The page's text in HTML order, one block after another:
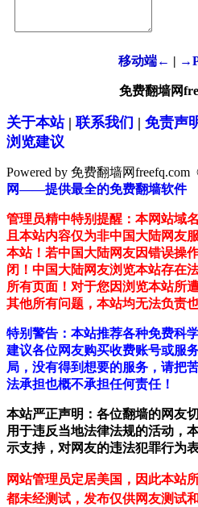
移动端← |
免费翻墙网
关于本站| 联系我们 | 免责声
浏览建议
Powered by 免费翻墙网freefq.com
网——提供最全的免费翻墙软件
管理员精中特别提醒：本网站域
且本站内容仅为非中国大陆网友
本站！若中国大陆网友因错误操
闭！中国大陆网友浏览本站存在
所有页面！对于您因浏览本站所
其他所有问题，本站均无法负责也
特别警告：本站推荐各种免费科
建议各位网友购买收费账号或服
局，没有得到想要的服务，请把
法承担也概不承担任何责任！
本站严正声明：各位翻墙的网友
用于违反当地法律法规的活动，
示支持，对网友的违法犯罪行为
网站管理员定居美国，因此本站
都未经测试，发布仅供网友测